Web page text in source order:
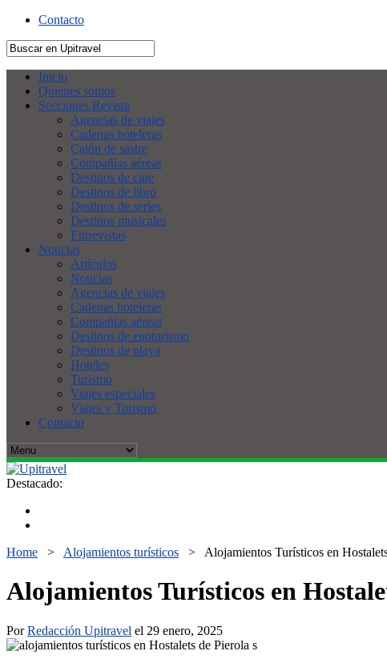
Contacto
Inicio
Quienes somos
Secciones Revista
Agencias de viajes
Cadenas hoteleras
Cajón de sastre
Compañías aéreas
Destinos de cine
Destinos de libro
Destinos de series
Destinos musicales
Entrevistas
Noticias
Artículos
Noticias
Agencias de viajes
Cadenas hoteleras
Compañías aéreas
Destinos de enoturismo
Destinos de playa
Hoteles
Turismo
Viajes especiales
Viajes y Turismo
Contacto
Destacado:
Home > Alojamientos turísticos > Alojamientos Turísticos en
Alojamientos Turísticos en
PorRedacción Upitravel el 29 enero, 2025